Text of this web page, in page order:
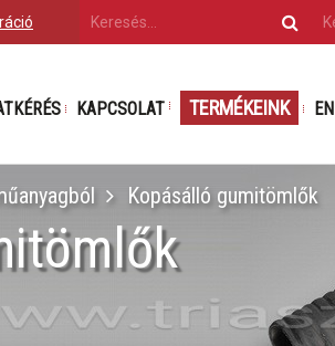
KAPCSOLAT TERMÉKEINK EN
Kopásálló gumitömlők